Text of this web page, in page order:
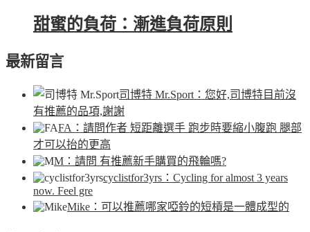
甜蜜的負荷：漸進負荷原則
最新留言
司博特 Mr.Sport ：您好,司博特目前沒
有推薦的品項,謝謝
FA ：請問作者 短距離選手 跑步時要縮小腹跑 腿部
才可以抬的更高
M ：請問 有推薦新手購買的飛輪嗎?
cyclistfor3yrs ：Cycling for almost 3 years
now. Feel gre
Mike ：可以推薦哪家啞鈴的短槓是一體成型的